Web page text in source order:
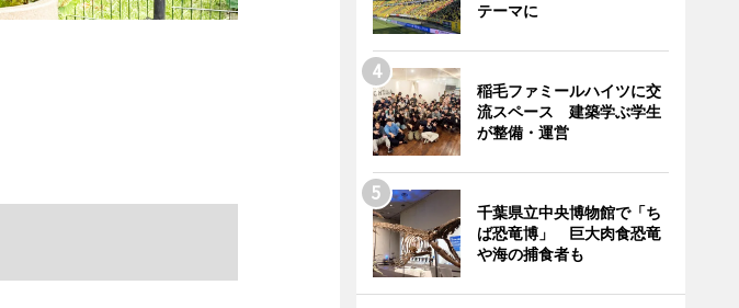
テーマに
稲毛ファミールハイツに交
流スペース 建築学ぶ学生
が整備・運営
千葉県立中央博物館で「ち
ば恐竜博」 巨大肉食恐竜
や海の捕食者も